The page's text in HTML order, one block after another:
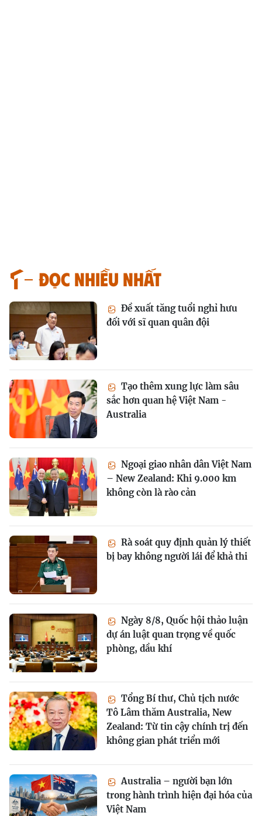
Đọc nhiều nhất
Đề xuất tăng tuổi nghỉ hưu
đối với sĩ quan quân đội
Tạo thêm xung lực làm sâu
sắc hơn quan hệ Việt Nam -
Australia
Ngoại giao nhân dân Việt Nam
– New Zealand: Khi 9.000 km
không còn là rào cản
Rà soát quy định quản lý thiết
bị bay không người lái để khả thi
Ngày 8/8, Quốc hội thảo luận
dự án luật quan trọng về quốc
phòng, dầu khí
Tổng Bí thư, Chủ tịch nước
Tô Lâm thăm Australia, New
Zealand: Từ tin cậy chính trị đến
không gian phát triển mới
Australia – người bạn lớn
trong hành trình hiện đại hóa của
Việt Nam